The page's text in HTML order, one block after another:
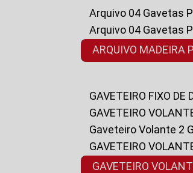
Arquivo 04 Gavetas
Arquivo 04 Gavetas
ARQUIVO
GAVETEIRO FIXO
GAVETEIRO
Gaveteiro Volante
GAVETEIRO
GAVETEIRO